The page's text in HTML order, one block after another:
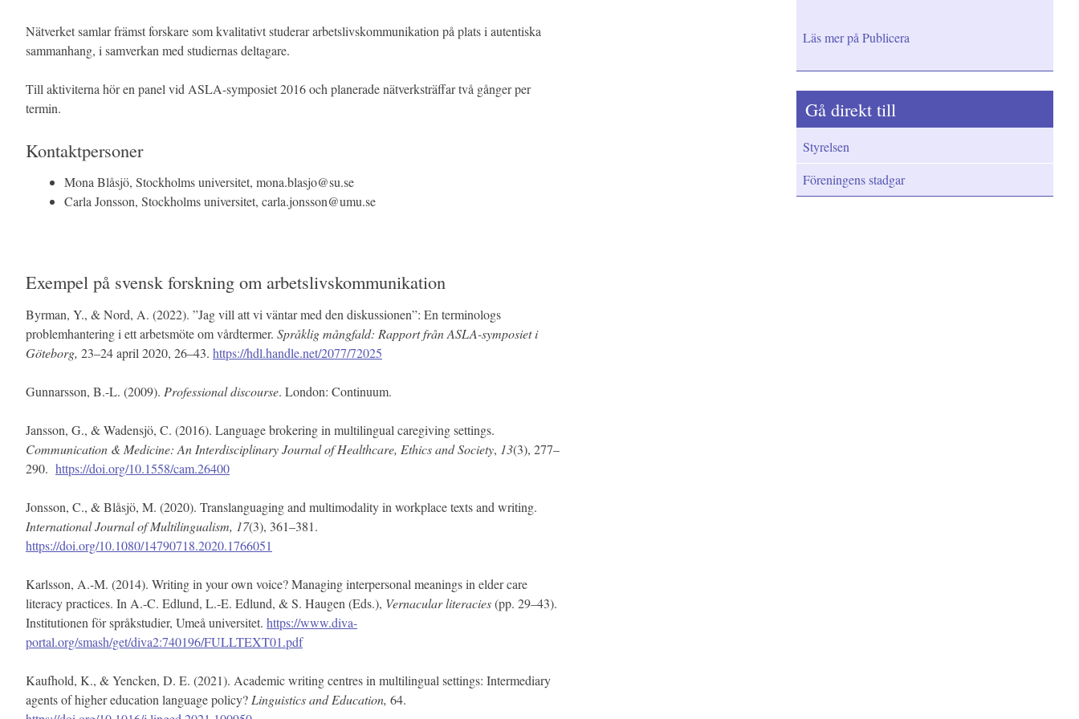
Nätverket samlar främst forskare som kvalitativt studerar arbetslivskommunikation på plats i autentiska
sammanhang, i samverkan med studiernas deltagare.
Till aktiviterna hör en panel vid ASLA-symposiet 2016 och planerade nätverksträffar två gånger per
termin.
Kontaktpersoner
Mona Blåsjö, Stockholms universitet, mona.blasjo@su.se
Carla Jonsson, Stockholms universitet, carla.jonsson@umu.se
Exempel på svensk forskning om arbetslivskommunikation
Byrman, Y., & Nord, A. (2022). ”Jag vill att vi väntar med den diskussionen”: En terminologs
problemhantering i ett arbetsmöte om vårdtermer. Språklig mångfald: Rapport från ASLA-symposiet i
Göteborg, 23–24 april 2020, 26–43. https://hdl.handle.net/2077/72025
Gunnarsson, B.-L. (2009). Professional discourse. London: Continuum.
Jansson, G., & Wadensjö, C. (2016). Language brokering in multilingual caregiving settings.
Communication & Medicine: An Interdisciplinary Journal of Healthcare, Ethics and Society, 13(3), 277–
290. https://doi.org/10.1558/cam.26400
Jonsson, C., & Blåsjö, M. (2020). Translanguaging and multimodality in workplace texts and writing.
International Journal of Multilingualism, 17(3), 361–381.
https://doi.org/10.1080/14790718.2020.1766051
Karlsson, A.-M. (2014). Writing in your own voice? Managing interpersonal meanings in elder care
literacy practices. In A.-C. Edlund, L.-E. Edlund, & S. Haugen (Eds.), Vernacular literacies(pp. 29–43).
Institutionen för språkstudier, Umeå universitet. https://www.diva-
portal.org/smash/get/diva2:740196/FULLTEXT01.pdf
Kaufhold, K., & Yencken, D. E. (2021). Academic writing centres in multilingual settings: Intermediary
agents of higher education language policy? Linguistics and Education, 64.
Läs mer på Publicera
Gå direkt till
Styrelsen
Föreningens stadgar